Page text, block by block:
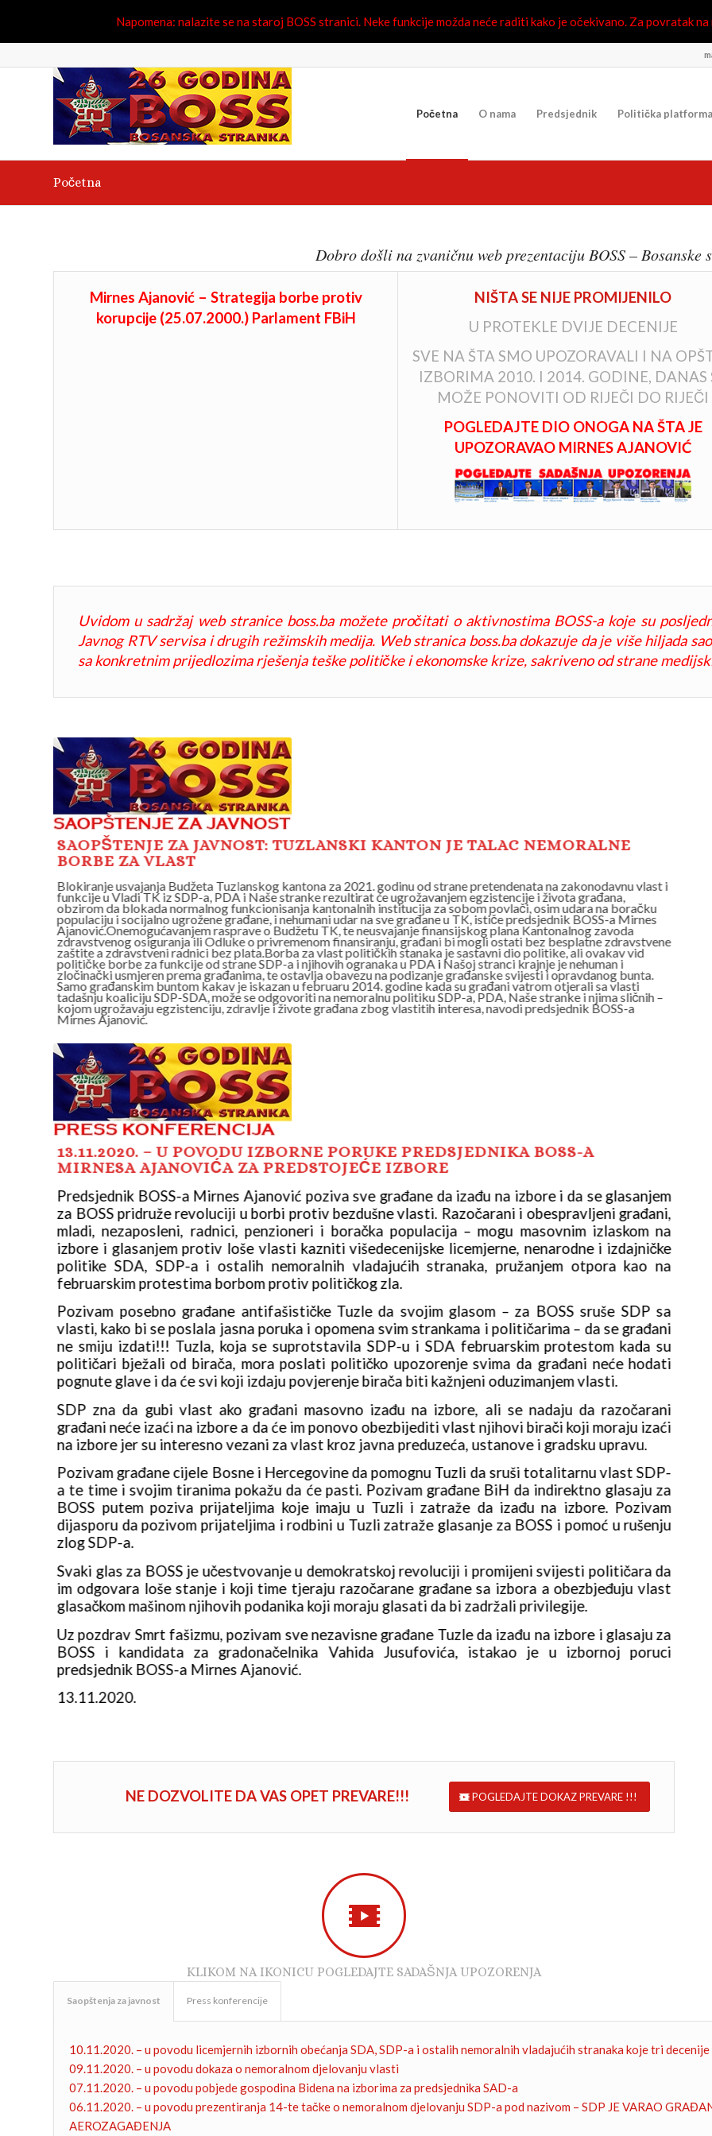
Početna O nama Predsjednik Politička platforma
Početna
Dobro došli na zvaničnu web prezentaciju BOSS – Bosanske
Mirnes Ajanović – Strategija borbe protiv
korupcije (25.07.2000.) Parlament FBiH
NIŠTA SE NIJE PROMIJENILO
U PROTEKLE DVIJE DECENIJE
SVE NA ŠTA SMO UPOZORAVALI I NA
IZBORIMA 2010. I 2014. GODINE, DANAS
MOŽE PONOVITI OD RIJEČI DO RIJEČI
POGLEDAJTE DIO ONOGA NA ŠTA JE
UPOZORAVAO MIRNES AJANOVIĆ
Uvidom u sadržaj web stranice boss.ba možete pročitati o aktivnostima BOSS-a koje su
Javnog RTV servisa i drugih režimskih medija. Web stranica boss.ba dokazuje da je više hiljada
sa konkretnim prijedlozima rješenja teške političke i ekonomske krize, sakriveno od strane
SAOPŠTENJE ZA JAVNOST: TUZLANSKI KANTON JE TALAC NEMORALNE
BORBE ZA VLAST
Blokiranje usvajanja Budžeta Tuzlanskog kantona za 2021. godinu od strane pretendenata na zakonodavnu vlast i
funkcije u Vladi TK iz SDP-a, PDA i Naše stranke rezultirat će ugrožavanjem egzistencije i života građana,
obzirom da blokada normalnog funkcionisanja kantonalnih institucija za sobom povlači, osim udara na boračku
populaciju i socijalno ugrožene građane, i nehumani udar na sve građane u TK, ističe predsjednik BOSS-a Mirnes
Ajanović.Onemogućavanjem rasprave o Budžetu TK, te neusvajanje finansijskog plana Kantonalnog zavoda
zdravstvenog osiguranja ili Odluke o privremenom finansiranju, građani bi mogli ostati bez besplatne zdravstvene
zaštite a zdravstveni radnici bez plata.Borba za vlast političkih stanaka je sastavni dio politike, ali ovakav vid
političke borbe za funkcije od strane SDP-a i njihovih ogranaka u PDA i Našoj stranci krajnje je nehuman i
zločinački usmjeren prema građanima, te ostavlja obavezu na podizanje građanske svijesti i opravdanog bunta.
Samo građanskim buntom kakav je iskazan u februaru 2014. godine kada su građani vatrom otjerali sa vlasti
tadašnju koaliciju SDP-SDA, može se odgovoriti na nemoralnu politiku SDP-a, PDA, Naše stranke i njima sličnih –
kojom ugrožavaju egzistenciju, zdravlje i živote građana zbog vlastitih interesa, navodi predsjednik BOSS-a
Mirnes Ajanović.
13.11.2020. – U POVODU IZBORNE PORUKE PREDSJEDNIKA BOSS-A
MIRNESA AJANOVIĆA ZA PREDSTOJEĆE IZBORE
Predsjednik BOSS-a Mirnes Ajanović poziva sve građane da izađu na izbore i da se glasanjem
za BOSS pridruže revoluciji u borbi protiv bezdušne vlasti. Razočarani i obespravljeni građani,
mladi, nezaposleni, radnici, penzioneri i boračka populacija – mogu masovnim izlaskom na
izbore i glasanjem protiv loše vlasti kazniti višedecenijske licemjerne, nenarodne i izdajničke
politike SDA, SDP-a i ostalih nemoralnih vladajućih stranaka, pružanjem otpora kao na
februarskim protestima borbom protiv političkog zla.
Pozivam posebno građane antifašističke Tuzle da svojim glasom – za BOSS sruše SDP sa
vlasti, kako bi se poslala jasna poruka i opomena svim strankama i političarima – da se građani
ne smiju izdati!!! Tuzla, koja se suprotstavila SDP-u i SDA februarskim protestom kada su
političari bježali od birača, mora poslati političko upozorenje svima da građani neće hodati
pognute glave i da će svi koji izdaju povjerenje birača biti kažnjeni oduzimanjem vlasti.
SDP zna da gubi vlast ako građani masovno izađu na izbore, ali se nadaju da razočarani
građani neće izaći na izbore a da će im ponovo obezbijediti vlast njihovi birači koji moraju izaći
na izbore jer su interesno vezani za vlast kroz javna preduzeća, ustanove i gradsku upravu.
Pozivam građane cijele Bosne i Hercegovine da pomognu Tuzli da sruši totalitarnu vlast SDP-
a te time i svojim tiranima pokažu da će pasti. Pozivam građane BiH da indirektno glasaju za
BOSS putem poziva prijateljima koje imaju u Tuzli i zatraže da izađu na izbore. Pozivam
dijasporu da pozivom prijateljima i rodbini u Tuzli zatraže glasanje za BOSS i pomoć u rušenju
zlog SDP-a.
Svaki glas za BOSS je učestvovanje u demokratskoj revoluciji i promijeni svijesti političara da
im odgovara loše stanje i koji time tjeraju razočarane građane sa izbora a obezbjeđuju vlast
glasačkom mašinom njihovih podanika koji moraju glasati da bi zadržali privilegije.
Uz pozdrav Smrt fašizmu, pozivam sve nezavisne građane Tuzle da izađu na izbore i glasaju za
BOSS i kandidata za gradonačelnika Vahida Jusufovića, istakao je u izbornoj poruci
predsjednik BOSS-a Mirnes Ajanović.
13.11.2020.
za
ne
na
a
im
Uz
NE DOZVOLITE DA VAS OPET PREVARE!!! POGLEDAJTE DOKAZ PREVARE !!!
KLIKOM NA IKONICU POGLEDAJTE SADAŠNJA UPOZORENJA
Saopštenja za javnost Press konferencije
10.11.2020. – u povodu licemjernih izbornih obećanja SDA, SDP-a i ostalih nemoralnih vladajućih stranaka koje tri
09.11.2020. – u povodu dokaza o nemoralnom djelovanju vlasti
07.11.2020. – u povodu pobjede gospodina Bidena na izborima za predsjednika SAD-a
06.11.2020. – u povodu prezentiranja 14-te tačke o nemoralnom djelovanju SDP-a pod nazivom – SDP JE VARAO
AEROZAGAĐENJA
Napomena: nalazite se na staroj BOSS stranici. Neke funkcije možda neće raditi kako je očekivano. Za povratak